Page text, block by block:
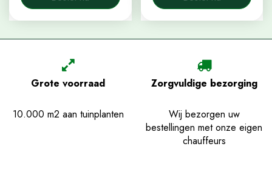
Grote voorraad
10.000 m2 aan tuinplanten
Zorgvuldige bezorging
Wij bezorgen uw
bestellingen met onze eigen
chauffeurs